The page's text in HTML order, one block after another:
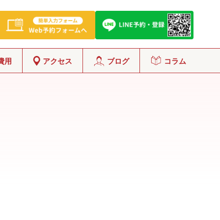
用 アクセス ブログ コラム